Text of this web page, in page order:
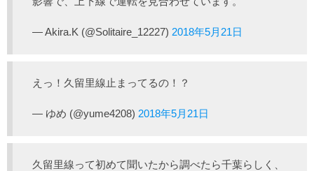
— Akira.K (@Solitaire_12227) 2018年5月21日
えっ！久留里線止まってるの！？
— ゆめ (@yume4208) 2018年5月21日
久留里線って初めて聞いたから調べたら千葉らしく、